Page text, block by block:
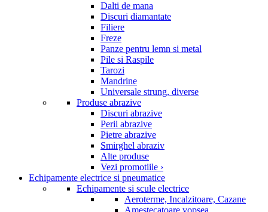
Dalti de mana
Discuri diamantate
Filiere
Freze
Panze pentru lemn si metal
Pile si Raspile
Tarozi
Mandrine
Universale strung, diverse
Produse abrazive
Discuri abrazive
Perii abrazive
Pietre abrazive
Smirghel abraziv
Alte produse
Vezi promotiile ›
Echipamente electrice si pneumatice
Echipamente si scule electrice
Aeroterme, Incalzitoare, Cazane
Amestecatoare vopsea